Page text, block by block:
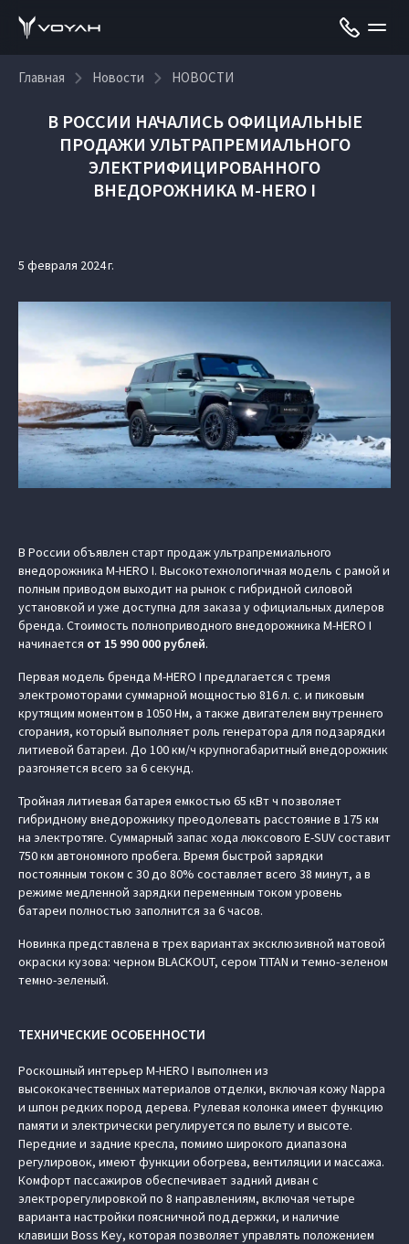
Главная Новости НОВОСТИ
В РОССИИ НАЧАЛИСЬ ОФИЦИАЛЬНЫЕ
ПРОДАЖИ УЛЬТРАПРЕМИАЛЬНОГО
ЭЛЕКТРИФИЦИРОВАННОГО
ВНЕДОРОЖНИКА M-HERO I
5 февраля 2024 г.
В России объявлен старт продаж ультрапремиального
внедорожника M-HERO I. Высокотехнологичная модель с рамой и
полным приводом выходит на рынок с гибридной силовой
установкой и уже доступна для заказа у официальных дилеров
бренда. Стоимость полноприводного внедорожника M‑HERO I
начинается от 15 990 000 рублей.
Первая модель бренда M‑HERO I предлагается с тремя
электромоторами суммарной мощностью 816 л. с. и пиковым
крутящим моментом в 1050 Нм, а также двигателем внутреннего
сгорания, который выполняет роль генератора для подзарядки
литиевой батареи. До 100 км/ч крупногабаритный внедорожник
разгоняется всего за 6 секунд.
Тройная литиевая батарея емкостью 65 кВт ч позволяет
гибридному внедорожнику преодолевать расстояние в 175 км
на электротяге. Суммарный запас хода люксового E-SUV составит
750 км автономного пробега. Время быстрой зарядки
постоянным током с 30 до 80% составляет всего 38 минут, а в
режиме медленной зарядки переменным током уровень
батареи полностью заполнится за 6 часов.
Новинка представлена в трех вариантах эксклюзивной матовой
окраски кузова: черном BLACKOUT, сером TITAN и темно-зеленом
темно-зеленый.
ТЕХНИЧЕСКИЕ ОСОБЕННОСТИ
Роскошный интерьер M‑HERO I выполнен из
высококачественных материалов отделки, включая кожу Nappa
и шпон редких пород дерева. Рулевая колонка имеет функцию
памяти и электрически регулируется по вылету и высоте.
Передние и задние кресла, помимо широкого диапазона
регулировок, имеют функции обогрева, вентиляции и массажа.
Комфорт пассажиров обеспечивает задний диван с
электрорегулировкой по 8 направлениям, включая четыре
варианта настройки поясничной поддержки, и наличие
клавиши Boss Key, которая позволяет управлять положением